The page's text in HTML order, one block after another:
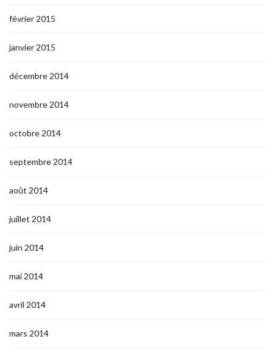
février 2015
janvier 2015
décembre 2014
novembre 2014
octobre 2014
septembre 2014
août 2014
juillet 2014
juin 2014
mai 2014
avril 2014
mars 2014